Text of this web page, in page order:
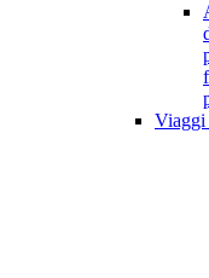
Viaggi